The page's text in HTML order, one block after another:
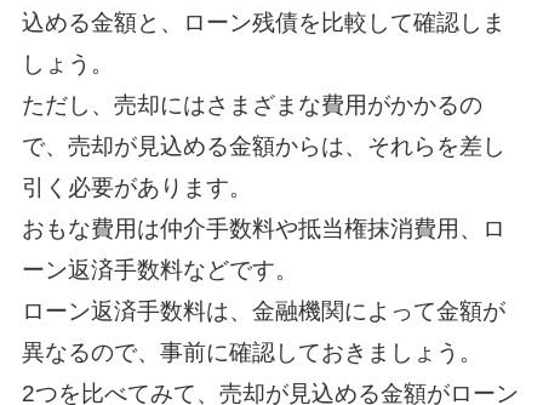
込める金額と、ローン残債を比較して確認しま
しょう。
ただし、売却にはさまざまな費用がかかるの
で、売却が見込める金額からは、それらを差し
引く必要があります。
おもな費用は仲介手数料や抵当権抹消費用、ロ
ーン返済手数料などです。
ローン返済手数料は、金融機関によって金額が
異なるので、事前に確認しておきましょう。
2つを比べてみて、売却が見込める金額がローン